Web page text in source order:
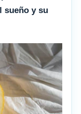
sueño y su